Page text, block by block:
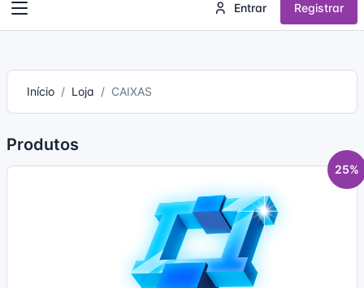
Entrar Registrar
Início Loja CAIXAS
Produtos
25%